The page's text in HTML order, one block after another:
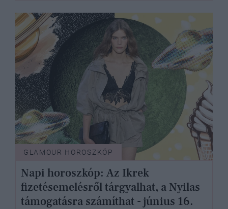
GLAMOUR HOROSZKÓP
Napi horoszkóp: Az Ikrek
fizetésemelésről tárgyalhat, a Nyilas
támogatásra számíthat - június 16.